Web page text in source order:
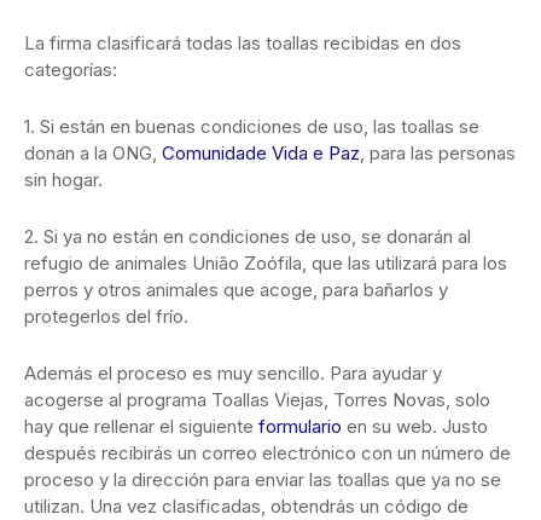
La firma clasificará todas las toallas recibidas en dos
categorías:
1. Si están en buenas condiciones de uso, las toallas se
donan a la ONG, Comunidade Vida e Paz, para las personas
sin hogar.
2. Si ya no están en condiciones de uso, se donarán al
refugio de animales União Zoófila, que las utilizará para los
perros y otros animales que acoge, para bañarlos y
protegerlos del frío.
Además el proceso es muy sencillo. Para ayudar y
acogerse al programa Toallas Viejas, Torres Novas, solo
hay que rellenar el siguiente formulario en su web. Justo
después recibirás un correo electrónico con un número de
proceso y la dirección para enviar las toallas que ya no se
utilizan. Una vez clasificadas, obtendrás un código de